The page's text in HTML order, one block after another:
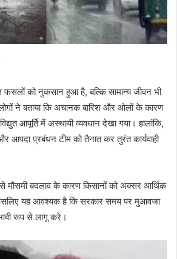
को नुकसान हुआ है, बल्कि सामान्य जीवन भी
ने बताया कि अचानक बारिश और ओलों के कारण
आपूर्ति में अस्थायी व्यवधान देखा गया। हालांकि,
आपदा प्रबंधन टीम को तैनात कर तुरंत कार्यवाही
मौसमी बदलाव के कारण किसानों को अक्सर आर्थिक
यह आवश्यक है कि सरकार समय पर मुआवजा
रूप से लागू करे।